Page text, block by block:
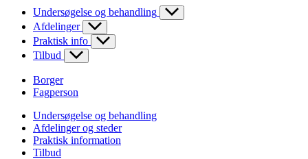
Undersøgelse og behandling
Afdelinger
Praktisk info
Tilbud
Borger
Fagperson
Undersøgelse og behandling
Afdelinger og steder
Praktisk information
Tilbud